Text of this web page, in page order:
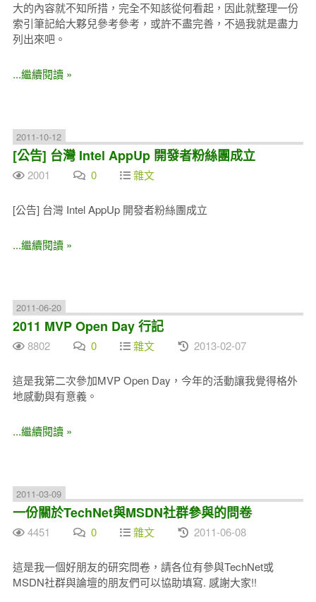
大的內容就不知所措，完全不知該從何看起，因此就整理一份
索引筆記給大夥兒參考參考，或許不盡完善，不過我就是盡力
列出來吧。
...繼續閱讀 »
2011-10-12
[公告] 台灣 Intel AppUp 開發者粉絲團成立
2001 0 雜文
[公告] 台灣 Intel AppUp 開發者粉絲團成立
...繼續閱讀 »
2011-06-20
2011 MVP Open Day 行記
8802 0 雜文 2013-02-07
這是我第二次參加MVP Open Day，今年的活動讓我覺得格外
地感動與有意義。
...繼續閱讀 »
2011-03-09
一份關於TechNet與MSDN社群參與的問卷
4451 0 雜文 2011-06-08
這是我一個好朋友的研究問卷，請各位有參與TechNet或
MSDN社群與論壇的朋友們可以協助填寫. 感謝大家!!